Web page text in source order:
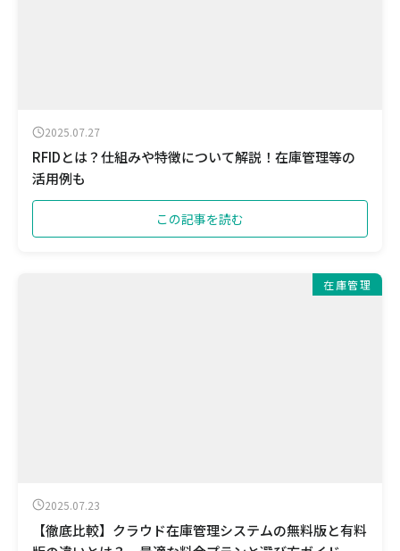
2025.07.27
RFIDとは？仕組みや特徴について解説！在庫管理等の
活用例も
この記事を読む
在庫管理
2025.07.23
【徹底比較】クラウド在庫管理システムの無料版と有料